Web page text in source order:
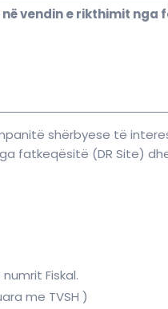
vendin e rikthimit nga
shërbyese të
fatkeqësitë (DR Site)
Fiskal.
me TVSH )